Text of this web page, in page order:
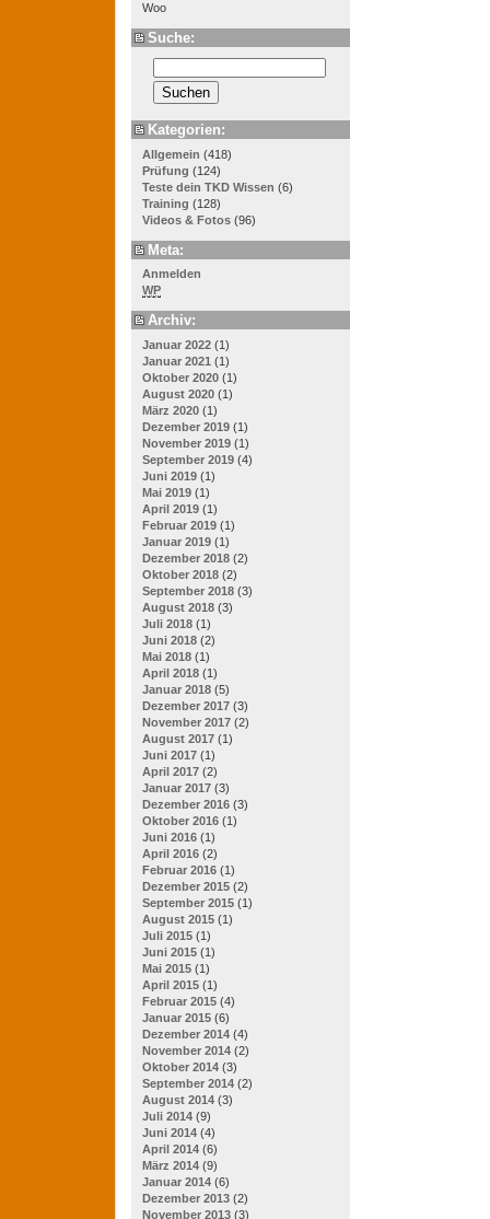
Woo
Suche:
Kategorien:
Allgemein (418)
Prüfung (124)
Teste dein TKD Wissen (6)
Training (128)
Videos & Fotos (96)
Meta:
Anmelden
WP
Archiv:
Januar 2022 (1)
Januar 2021 (1)
Oktober 2020 (1)
August 2020 (1)
März 2020 (1)
Dezember 2019 (1)
November 2019 (1)
September 2019 (4)
Juni 2019 (1)
Mai 2019 (1)
April 2019 (1)
Februar 2019 (1)
Januar 2019 (1)
Dezember 2018 (2)
Oktober 2018 (2)
September 2018 (3)
August 2018 (3)
Juli 2018 (1)
Juni 2018 (2)
Mai 2018 (1)
April 2018 (1)
Januar 2018 (5)
Dezember 2017 (3)
November 2017 (2)
August 2017 (1)
Juni 2017 (1)
April 2017 (2)
Januar 2017 (3)
Dezember 2016 (3)
Oktober 2016 (1)
Juni 2016 (1)
April 2016 (2)
Februar 2016 (1)
Dezember 2015 (2)
September 2015 (1)
August 2015 (1)
Juli 2015 (1)
Juni 2015 (1)
Mai 2015 (1)
April 2015 (1)
Februar 2015 (4)
Januar 2015 (6)
Dezember 2014 (4)
November 2014 (2)
Oktober 2014 (3)
September 2014 (2)
August 2014 (3)
Juli 2014 (9)
Juni 2014 (4)
April 2014 (6)
März 2014 (9)
Januar 2014 (6)
Dezember 2013 (2)
November 2013 (3)